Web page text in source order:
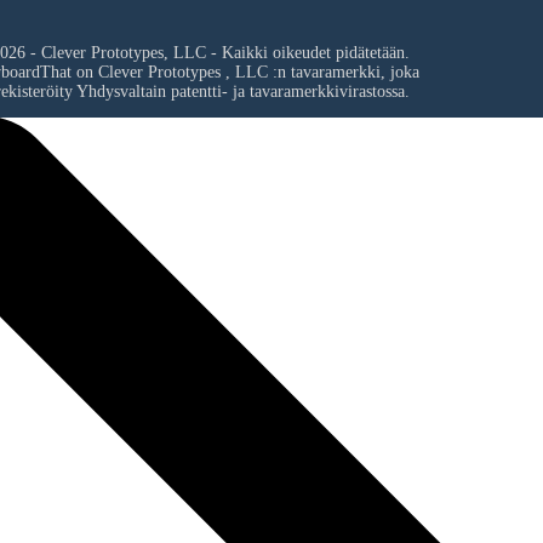
- Clever Prototypes, LLC - Kaikki oikeudet pidätetään.
on Clever Prototypes , LLC:n tavaramerkki, joka
Yhdysvaltain patentti- ja tavaramerkkivirastossa.